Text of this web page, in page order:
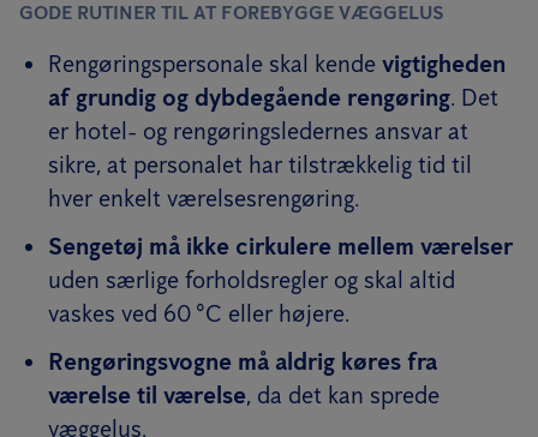
GODE RUTINER TIL AT FOREBYGGE VÆGGELUS
Rengøringspersonale skal kende vigtigheden
af grundig og dybdegående rengøring. Det
er hotel- og rengøringsledernes ansvar at
sikre, at personalet har tilstrækkelig tid til
hver enkelt værelsesrengøring.
Sengetøj må ikke cirkulere mellem værelser
uden særlige forholdsregler og skal altid
vaskes ved 60 °C eller højere.
Rengøringsvogne må aldrig køres fra
værelse til værelse, da det kan sprede
væggelus.